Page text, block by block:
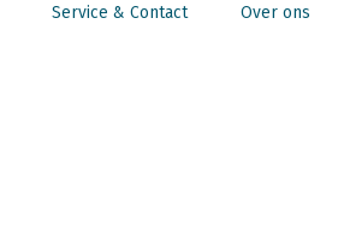
Service & Contact Over ons